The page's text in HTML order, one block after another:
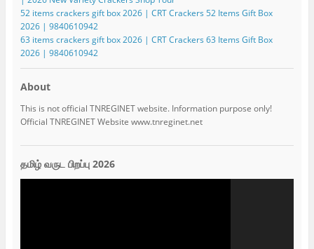
52 items crackers gift box 2026 | CRT Crackers 52 Items Gift Box
2026 | 9840610942
63 items crackers gift box 2026 | CRT Crackers 63 Items Gift Box
2026 | 9840610942
About
This is not official TNREGINET website. Information purpose only!
Official TNREGINET Website www.tnreginet.net
தமிழ் வருட பிறப்பு 2026